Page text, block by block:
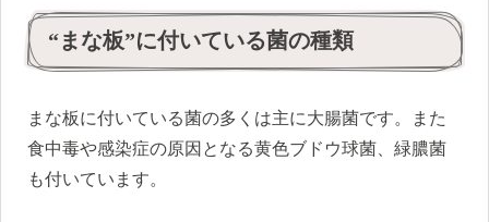
“まな板”に付いている菌の種類
まな板に付いている菌の多くは主に大腸菌です。また
食中毒や感染症の原因となる黄色ブドウ球菌、緑膿菌
も付いています。